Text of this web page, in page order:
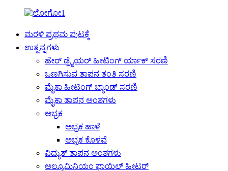
ಮರಳಿ ಪ್ರಥಮ ಪುಟಕ್ಕೆ
ಉತ್ಪನ್ನಗಳು
ಹೇರ್ ಡ್ರೈಯರ್ ಹೀಟಿಂಗ್ ರ್ಯಾಕ್ ಸರಣಿ
ಒಣಗಿಸುವ ತಾಪನ ತಂತಿ ಸರಣಿ
ಮೈಕಾ ಹೀಟಿಂಗ್ ಬ್ಯಾಂಡ್ ಸರಣಿ
ಮೈಕಾ ತಾಪನ ಅಂಶಗಳು
ಅಭ್ರಕ
ಅಭ್ರಕ ಹಾಳೆ
ಅಭ್ರಕ ಕೊಳವೆ
ವಿದ್ಯುತ್ ತಾಪನ ಅಂಶಗಳು
ಅಲ್ಯೂಮಿನಿಯಂ ಫಾಯಿಲ್ ಹೀಟರ್